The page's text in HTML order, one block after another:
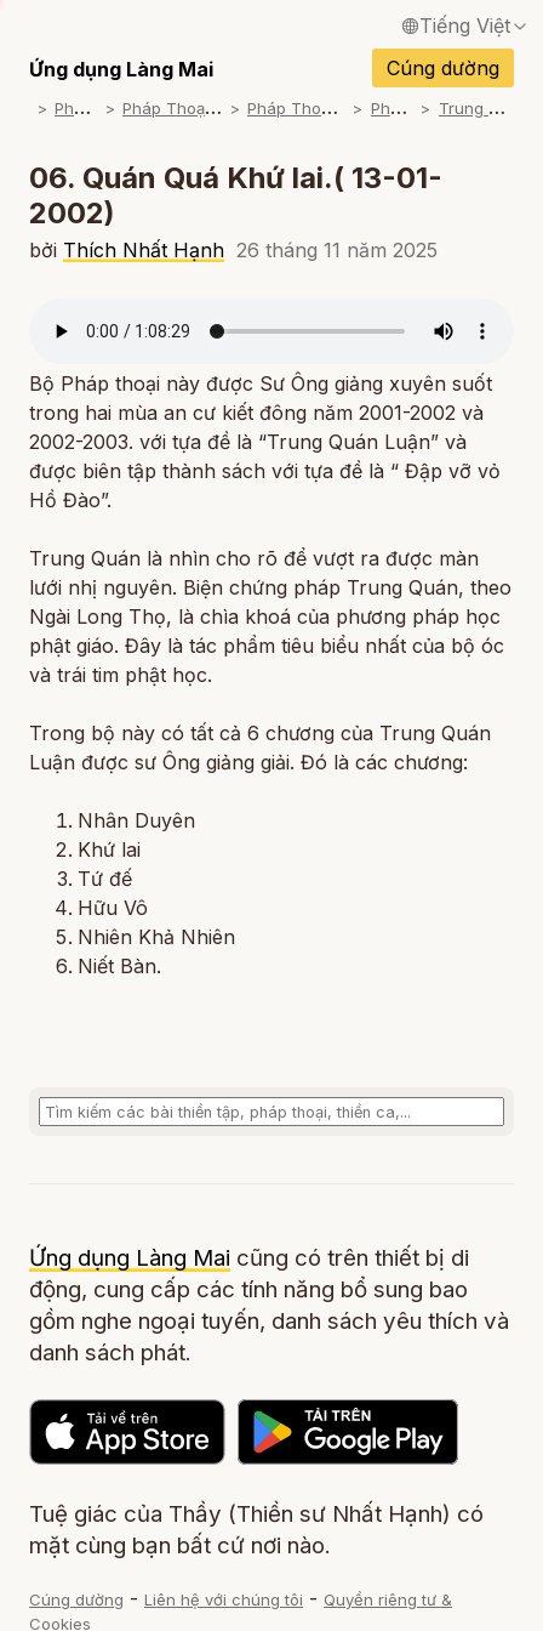
Tiếng Việt
English / Tiếng Anh
Français / Tiếng Pháp
Español / Tiếng Tây Ban Nha
Italiano / Tiếng Ý
Ứng dụng Làng Mai
Cúng dường
P
háp Thoại P
háp Thoại Thiền Sư Thích Nhất Hạnh P
háp Thoại Theo Bộ An Cư Kiết Đông P
háp Thoại Mp3 T
rung Quán Luận (2001-2003)
06. Quán Quá Khứ lai.( 13-01-
2002)
bởi Thích Nhất Hạnh 26 tháng 11 năm 2025
Bộ Pháp thoại này được Sư Ông giảng xuyên suốt
trong hai mùa an cư kiết đông năm 2001-2002 và
2002-2003. với tựa đề là “Trung Quán Luận” và
được biên tập thành sách với tựa đề là “ Đập vỡ vỏ
Hồ Đào”.
Trung Quán là nhìn cho rõ để vượt ra được màn
lưới nhị nguyên. Biện chứng pháp Trung Quán, theo
Ngài Long Thọ, là chìa khoá của phương pháp học
phật giáo. Đây là tác phẩm tiêu biểu nhất của bộ óc
và trái tim phật học.
Trong bộ này có tất cả 6 chương của Trung Quán
Luận được sư Ông giảng giải. Đó là các chương:
Nhân Duyên
Khứ lai
Tứ đế
Hữu Vô
Nhiên Khả Nhiên
Niết Bàn.
Ứng dụng Làng Mai cũng có trên thiết bị di
động, cung cấp các tính năng bổ sung bao
gồm nghe ngoại tuyến, danh sách yêu thích và
danh sách phát.
Tuệ giác của Thầy (Thiền sư Nhất Hạnh) có
mặt cùng bạn bất cứ nơi nào.
Cúng dường - Liên hệ với chúng tôi - Quyền riêng tư &
Cookies